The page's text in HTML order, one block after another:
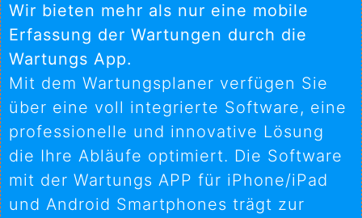
Wir bieten mehr als nur eine mobile
Erfassung der Wartungen durch die
Wartungs App.
Mit dem Wartungsplaner verfügen Sie
über eine voll integrierte Software, eine
professionelle und innovative Lösung
die Ihre Abläufe optimiert. Die Software
mit der Wartungs APP für iPhone/iPad
und Android Smartphones trägt zur